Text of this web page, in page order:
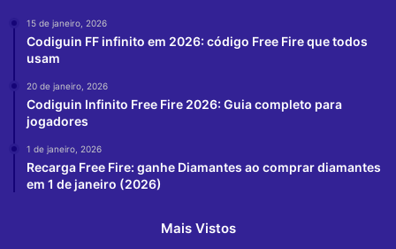
15 de janeiro, 2026
Codiguin FF infinito em 2026: código Free Fire que todos
usam
20 de janeiro, 2026
Codiguin Infinito Free Fire 2026: Guia completo para
jogadores
1 de janeiro, 2026
Recarga Free Fire: ganhe Diamantes ao comprar diamantes
em 1 de janeiro (2026)
Mais Vistos